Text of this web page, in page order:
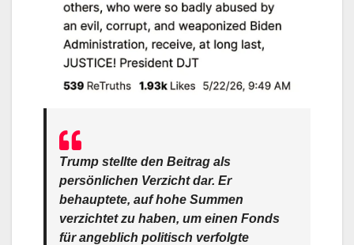
Trump stellte den Beitrag als
persönlichen Verzicht dar. Er
behauptete, auf hohe Summen
verzichtet zu haben, um einen Fonds
für angeblich politisch verfolgte